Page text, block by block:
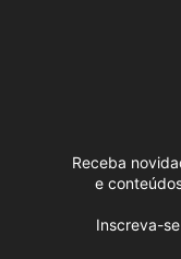
Receba
e
Inscreva-